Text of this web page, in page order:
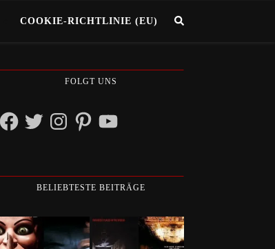
COOKIE-RICHTLINIE (EU)
FOLGT UNS
FacebookTwitterInstagramPinterestYouTube
BELIEBTESTE BEITRÄGE